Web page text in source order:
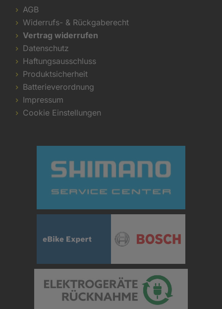
AGB
Widerrufs- & Rückgaberecht
Vertrag widerrufen
Datenschutz
Haftungsausschluss
Produktsicherheit
Batterieverordnung
Impressum
Cookie Einstellungen